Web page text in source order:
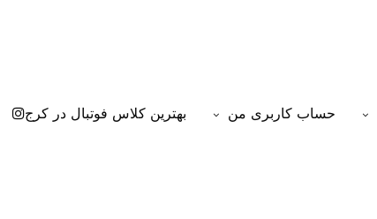
حساب کاربری من بهترین کلاس فوتبال در کرج